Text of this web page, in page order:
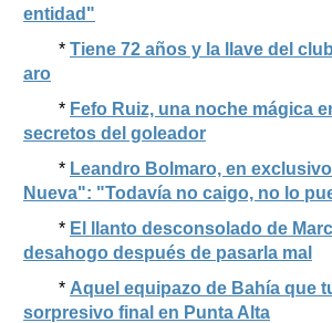
entidad"
* Tiene 72 años y la llave del
aro
* Fefo Ruiz, una noche mágica
secretos del goleador
* Leandro Bolmaro, en
Nueva": "Todavía no caigo, no lo
* El llanto desconsolado de
desahogo después de pasarla mal
* Aquel equipazo de Bahía que
sorpresivo final en Punta Alta